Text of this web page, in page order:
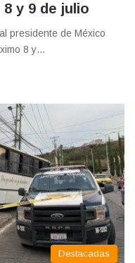
8 y 9 de julio
presidente de México
8 y…
Destacadas